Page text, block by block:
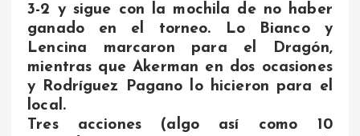
3-2 y sigue con la mochila de no haber
ganado en el torneo. Lo Bianco y
Lencina marcaron para el Dragón,
mientras que Akerman en dos ocasiones
y Rodríguez Pagano lo hicieron para el
local.
Tres acciones (algo así como 10